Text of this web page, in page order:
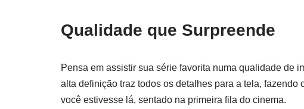
Qualidade que Surpreende
Pensa em assistir sua série favorita numa qualidade de
alta definição traz todos os detalhes para a tela,
você estivesse lá, sentado na primeira fila do cinema.